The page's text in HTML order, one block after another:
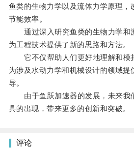
鱼类的生物力学以及流体力学原理，
节能效率。
通过深入研究鱼类的生物力学和
为工程技术提供了新的思路和方法。
它不仅帮助人们更好地理解和模
为涉及水动力学和机械设计的领域提
导。
由于鱼跃加速器的发展，未来我
具的出现，带来更多的创新和突破。
评论